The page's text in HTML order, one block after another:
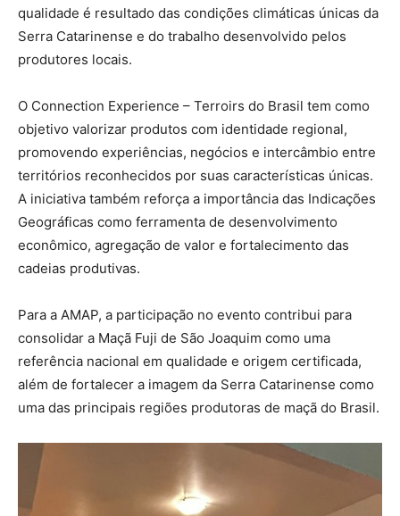
qualidade é resultado das condições climáticas únicas da
Serra Catarinense e do trabalho desenvolvido pelos
produtores locais.
O Connection Experience – Terroirs do Brasil tem como
objetivo valorizar produtos com identidade regional,
promovendo experiências, negócios e intercâmbio entre
territórios reconhecidos por suas características únicas.
A iniciativa também reforça a importância das Indicações
Geográficas como ferramenta de desenvolvimento
econômico, agregação de valor e fortalecimento das
cadeias produtivas.
Para a AMAP, a participação no evento contribui para
consolidar a Maçã Fuji de São Joaquim como uma
referência nacional em qualidade e origem certificada,
além de fortalecer a imagem da Serra Catarinense como
uma das principais regiões produtoras de maçã do Brasil.